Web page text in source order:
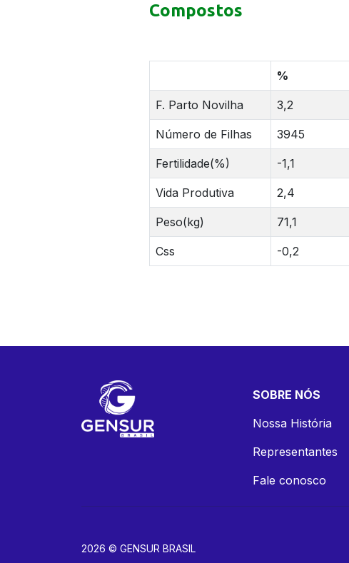
Compostos
%
F. Parto Novilha 3,2
Número de Filhas 3945
Fertilidade(%) -1,1
Vida Produtiva 2,4
Peso(kg) 71,1
Css -0,2
SOBRE NÓS
Nossa História
Representantes
Fale conosco
2026 © GENSUR BRASIL